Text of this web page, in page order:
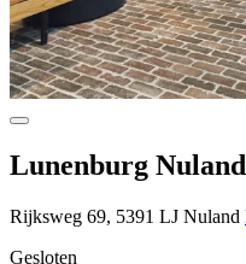
Lunenburg Nuland
Rijksweg 69, 5391 LJ Nuland
Gesloten